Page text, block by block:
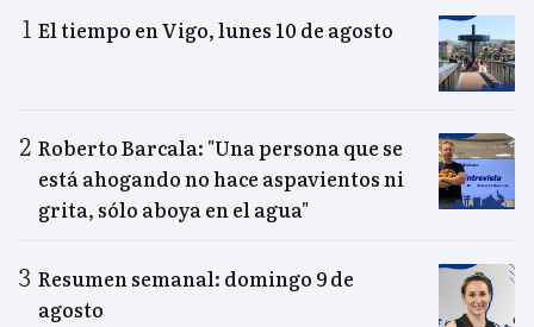
El tiempo en Vigo, lunes 10 de agosto
Roberto Barcala: "Una persona que se
está ahogando no hace aspavientos ni
grita, sólo aboya en el agua"
Resumen semanal: domingo 9 de
agosto